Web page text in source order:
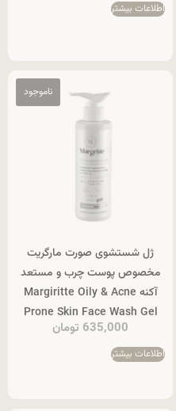
اطلاعات بیشتر
ژل شستشوی صورت مارگریت
مخصوص پوست چرب و مستعد
آکنه Margiritte Oily & Acne
Prone Skin Face Wash Gel
635,000 تومان
اطلاعات بیشتر